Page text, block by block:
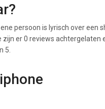
persoon is lyrisch over een
er 0 reviews achtergelaten
5.